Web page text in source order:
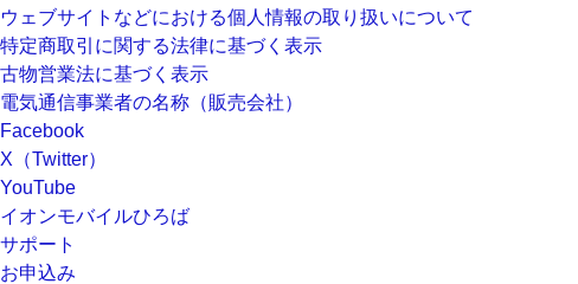
ウェブサイトなどにおける個人情報の取り扱いについて
特定商取引に関する法律に基づく表示
古物営業法に基づく表示
電気通信事業者の名称（販売会社）
Facebook
X（Twitter）
YouTube
イオンモバイルひろば
サポート
お申込み